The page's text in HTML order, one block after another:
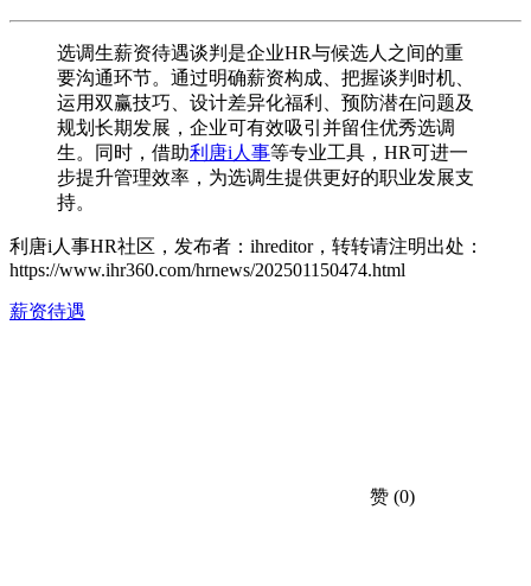
选调生薪资待遇谈判是企业HR与候选人之间的重
要沟通环节。通过明确薪资构成、把握谈判时机、
运用双赢技巧、设计差异化福利、预防潜在问题及
规划长期发展，企业可有效吸引并留住优秀选调
生。同时，借助利唐i人事等专业工具，HR可进一
步提升管理效率，为选调生提供更好的职业发展支
持。
利唐i人事HR社区，发布者：ihreditor，转转请注明出处：
https://www.ihr360.com/hrnews/202501150474.html
薪资待遇
赞 (0)